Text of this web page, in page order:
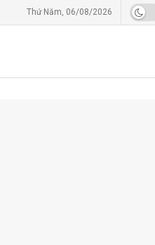
Thứ Năm, 06/08/2026